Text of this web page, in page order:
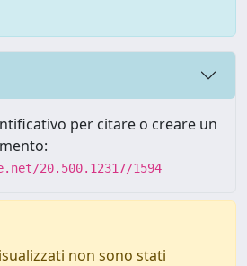
per citare o creare un
20.500.12317/1594
non sono stati